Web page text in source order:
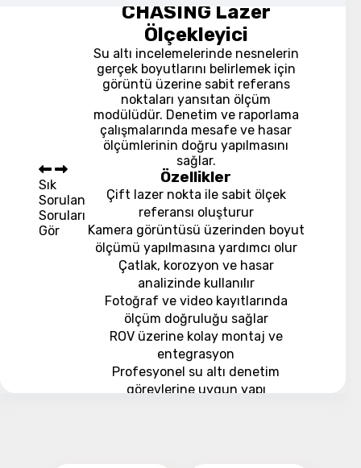
Sık
Sorulan
Soruları
Gör
CHASING Lazer
Ölçekleyici
Su altı incelemelerinde nesnelerin
gerçek boyutlarını belirlemek için
görüntü üzerine sabit referans
noktaları yansıtan ölçüm
modülüdür. Denetim ve raporlama
çalışmalarında mesafe ve hasar
ölçümlerinin doğru yapılmasını
sağlar.
Özellikler
Çift lazer nokta ile sabit ölçek
referansı oluşturur
Kamera görüntüsü üzerinden boyut
ölçümü yapılmasına yardımcı olur
Çatlak, korozyon ve hasar
analizinde kullanılır
Fotoğraf ve video kayıtlarında
ölçüm doğruluğu sağlar
ROV üzerine kolay montaj ve
entegrasyon
Profesyonel su altı denetim
görevlerine uygun yapı